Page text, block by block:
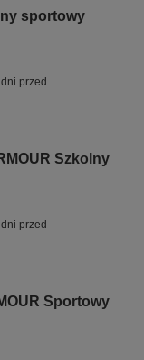
sportowy
przed
Szkolny
przed
Sportowy